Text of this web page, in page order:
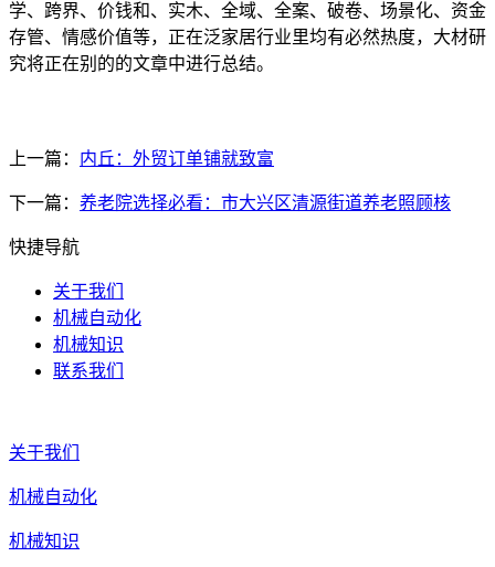
学、跨界、价钱和、实木、全域、全案、破卷、场景化、资金
存管、情感价值等，正在泛家居行业里均有必然热度，大材研
究将正在别的的文章中进行总结。
上一篇： 内丘：外贸订单铺就致富
下一篇： 养老院选择必看：市大兴区清源街道养老照顾核
快捷导航
关于我们
机械自动化
机械知识
联系我们
关于我们
机械自动化
机械知识